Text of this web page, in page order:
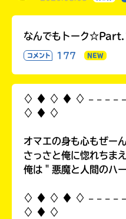
なんでもトーク
コメント 177 NEW
♢ ♦︎ ♢ ♦︎ ♢ 𓐄 𓐄 𓐄 𓐄 𓐄
♢ ♦︎ ♢
オマエの身も心もぜー
さっさと俺に惚れちま
俺は＂悪魔と人間のハ
♢ ♦︎ ♢ ♦︎ ♢ 𓐄 𓐄 𓐄 𓐄 𓐄
♢ ♦︎ ♢